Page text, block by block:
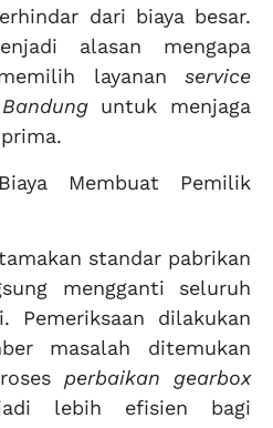
dari biaya besar.
alasan mengapa
layanan service
untuk menjaga
Membuat Pemilik
standar pabrikan
mengganti seluruh
Pemeriksaan dilakukan
masalah ditemukan
perbaikan gearbox
lebih efisien bagi